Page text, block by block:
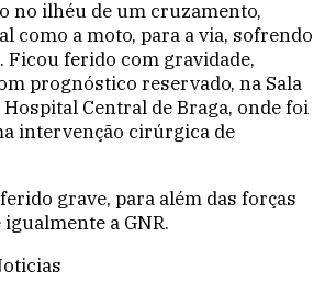
no ilhéu de um cruzamento,
como a moto, para a via, sofrendo
ferido com gravidade,
prognóstico reservado, na Sala
Central de Braga, onde foi
intervenção cirúrgica de
grave, para além das forças
a GNR.